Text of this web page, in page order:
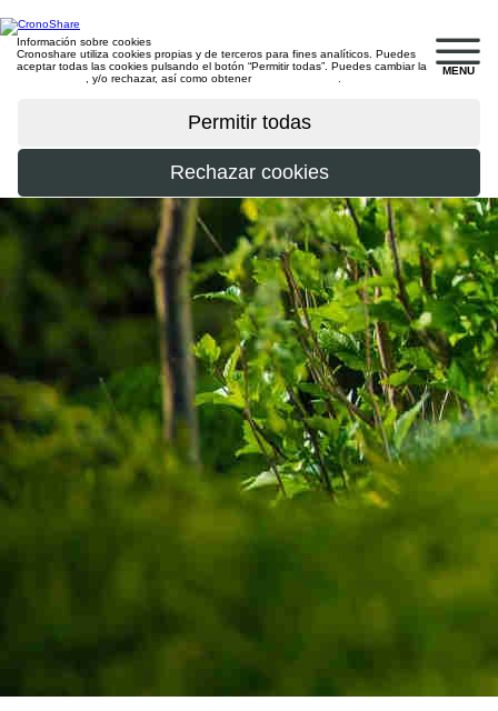
MENU
Información sobre cookies
Cronoshare utiliza cookies propias y de terceros para fines analíticos. Puedes
aceptar todas las cookies pulsando el botón “Permitir todas”. Puedes cambiar la
, y/o rechazar, así como obtener